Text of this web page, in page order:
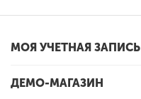
МОЯ УЧЕТНАЯ ЗАПИСЬ
ДЕМО-МАГАЗИН